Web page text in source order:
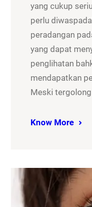
yang cukup
perlu
peradangan
yang dapat
penglihatan
mendapatkan
Meski
Know More